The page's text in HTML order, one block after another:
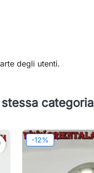
degli utenti.
categoria
-12%